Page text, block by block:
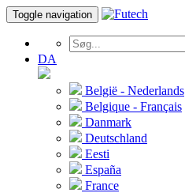
Toggle navigation
DA
België - Nederlands
Belgique - Français
Danmark
Deutschland
Eesti
España
France